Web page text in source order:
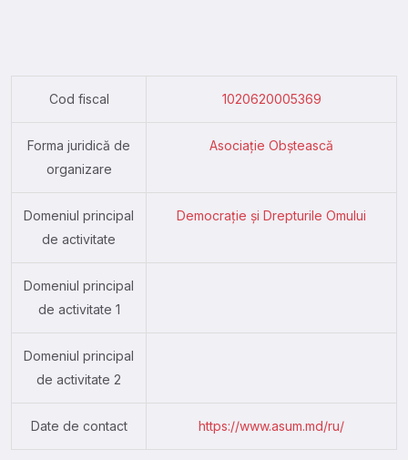
Cod fiscal 1020620005369
Forma juridică de
organizare
Asociație Obștească
Domeniul principal
de activitate
Democrație și Drepturile Omului
Domeniul principal
de activitate 1
Domeniul principal
de activitate 2
Date de contact https://www.asum.md/ru/